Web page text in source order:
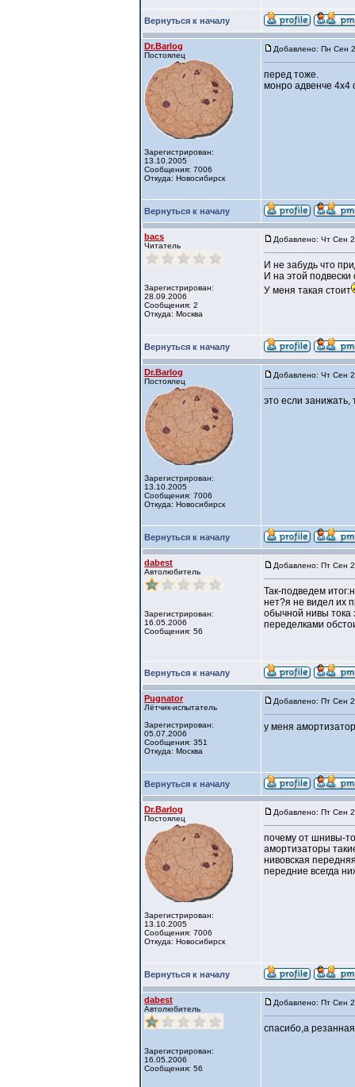
Вернуться к началу
Dr.Barlog
Постоялец
Зарегистрирован:
13.10.2005
Сообщения: 7006
Откуда: Новосибирск
Добавлено: Пн Сен
перед тоже.
монро адвенче 4х4
Вернуться к началу
bacs
Читатель
Зарегистрирован:
28.09.2006
Сообщения: 2
Откуда: Москва
Добавлено: Чт Сен
И не забудь что
И на этой
У меня такая стоит
Вернуться к началу
Dr.Barlog
Постоялец
Зарегистрирован:
13.10.2005
Сообщения: 7006
Откуда: Новосибирск
Добавлено: Чт Сен
это если занижать,
Вернуться к началу
dabest
Автолюбитель
Зарегистрирован:
16.05.2006
Сообщения: 56
Добавлено: Пт Сен
Так-подведем
нет?я не видел их
обычной нивы тока
переделками
Вернуться к началу
Pugnator
Лётчик-испытатель
Зарегистрирован:
05.07.2006
Сообщения: 351
Откуда: Москва
Добавлено: Пт Сен
у меня
Вернуться к началу
Dr.Barlog
Постоялец
Зарегистрирован:
13.10.2005
Сообщения: 7006
Откуда: Новосибирск
Добавлено: Пт Сен
почему от шнивы-
амортизаторы
нивовская
передние всегда
Вернуться к началу
dabest
Автолюбитель
Зарегистрирован:
16.05.2006
Сообщения: 56
Добавлено: Пт Сен
спасибо,а